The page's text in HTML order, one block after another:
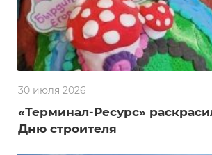
30 июля 2026
«Терминал-Ресурс»
Дню строителя